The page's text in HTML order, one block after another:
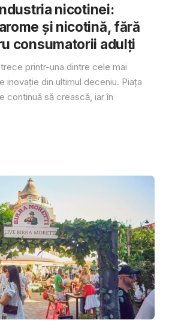
nicotinei:
și nicotină, fără
consumatorii adulți
printr-una dintre cele mai
inovație din ultimul deceniu. Piața
continuă să crească, iar în